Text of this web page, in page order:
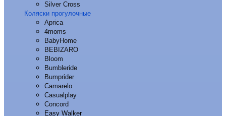
Silver Cross
Коляски прогулочные
Aprica
4moms
BabyHome
BEBIZARO
Bloom
Bumbleride
Bumprider
Camarelo
Casualplay
Concord
Easy Walker